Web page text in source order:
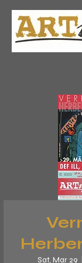
Sat, Mar 29